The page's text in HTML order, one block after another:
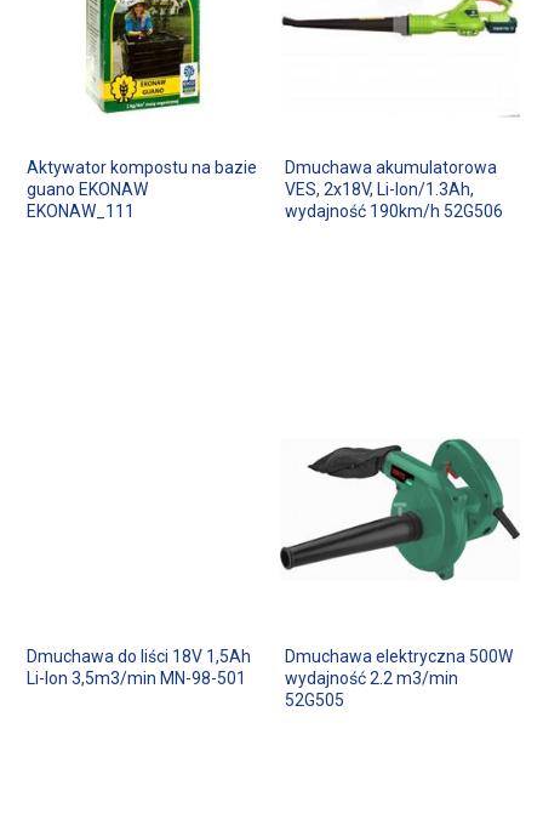
Aktywator kompostu na bazie
guano EKONAW
EKONAW_111
Dmuchawa akumulatorowa
VES, 2x18V, Li-Ion/1.3Ah,
wydajność 190km/h 52G506
Dmuchawa do liści 18V 1,5Ah
Li-Ion 3,5m3/min MN-98-501
Dmuchawa elektryczna 500W
wydajność 2.2 m3/min
52G505